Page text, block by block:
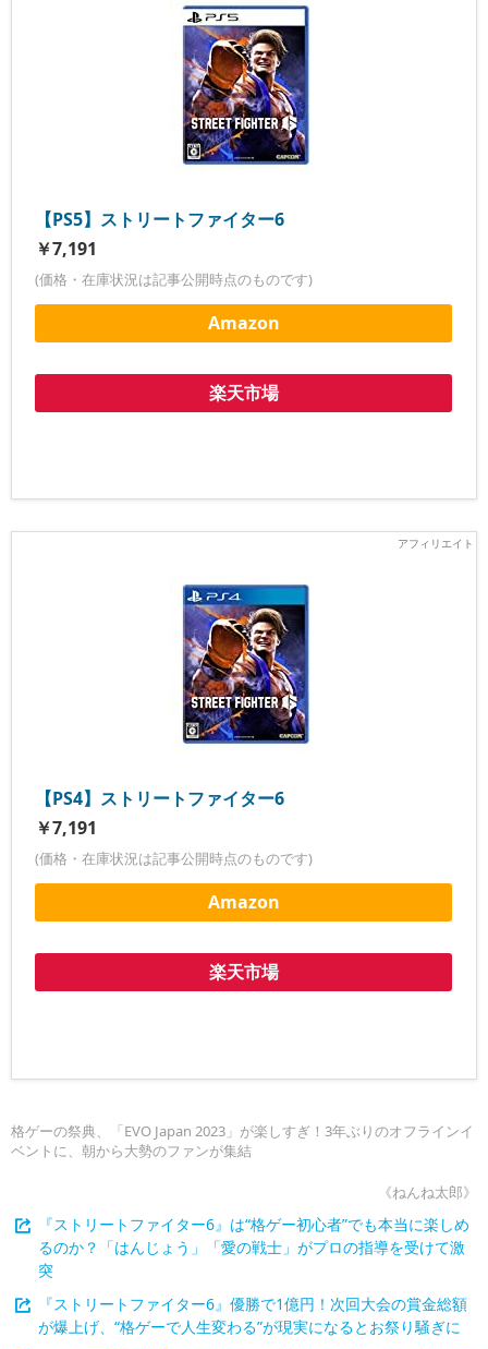
【PS5】ストリートファイター6
￥7,191
(価格・在庫状況は記事公開時点のものです)
Amazon
楽天市場
【PS4】ストリートファイター6
￥7,191
(価格・在庫状況は記事公開時点のものです)
Amazon
楽天市場
格ゲーの祭典、「EVO Japan 2023」が楽しすぎ！3年ぶりのオフラインイ
ベントに、朝から大勢のファンが集結
《ねんね太郎》
『ストリートファイター6』は“格ゲー初心者”でも本当に楽しめ
るのか？「はんじょう」「愛の戦士」がプロの指導を受けて激
突
『ストリートファイター6』優勝で1億円！次回大会の賞金総額
が爆上げ、“格ゲーで人生変わる”が現実になるとお祭り騒ぎに